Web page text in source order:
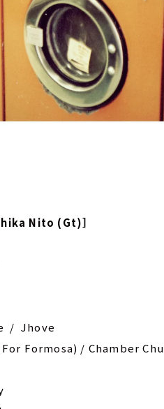
Nito (Gt)］
/ Jhove
Formosa) / Chamber Chu